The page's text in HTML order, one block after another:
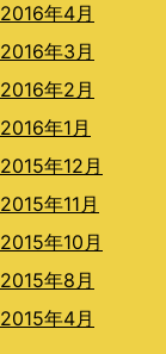
2016年4月
2016年3月
2016年2月
2016年1月
2015年12月
2015年11月
2015年10月
2015年8月
2015年4月